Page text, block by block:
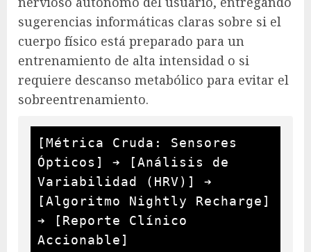
sugerencias informáticas claras sobre si el
cuerpo físico está preparado para un
entrenamiento de alta intensidad o si
requiere descanso metabólico para evitar el
sobreentrenamiento.
[Métrica Cruda: Sensores
Ópticos] ➔ [Análisis de
Variabilidad (HRV)] ➔
[Algoritmo Nightly Recharge]
➔ [Reporte Clínico